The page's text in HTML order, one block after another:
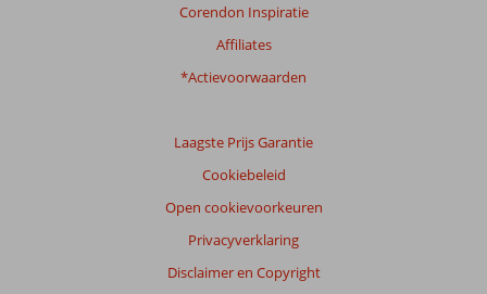
Corendon Inspiratie
Affiliates
*Actievoorwaarden
Laagste Prijs Garantie
Cookiebeleid
Open cookievoorkeuren
Privacyverklaring
Disclaimer en Copyright